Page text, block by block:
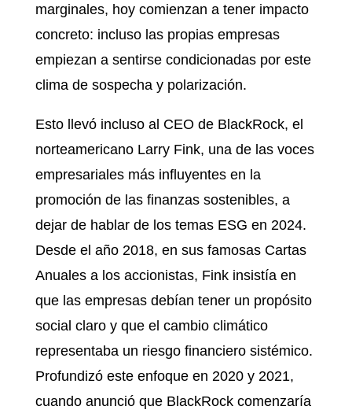
marginales, hoy comienzan a tener impacto
concreto: incluso las propias empresas
empiezan a sentirse condicionadas por este
clima de sospecha y polarización.
Esto llevó incluso al CEO de BlackRock, el
norteamericano Larry Fink, una de las voces
empresariales más influyentes en la
promoción de las finanzas sostenibles, a
dejar de hablar de los temas ESG en 2024.
Desde el año 2018, en sus famosas Cartas
Anuales a los accionistas, Fink insistía en
que las empresas debían tener un propósito
social claro y que el cambio climático
representaba un riesgo financiero sistémico.
Profundizó este enfoque en 2020 y 2021,
cuando anunció que BlackRock comenzaría